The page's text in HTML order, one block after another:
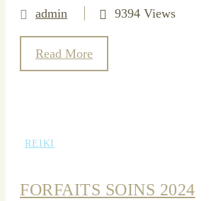
admin 9394 Views
Read More
REIKI
FORFAITS SOINS 2024